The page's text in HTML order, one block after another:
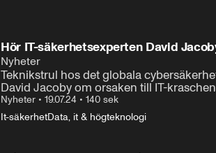
Hör IT-säkerhetsexperten David
Nyheter
Teknikstrul hos det globala
David Jacoby om orsaken till IT-
Nyheter • 19.07.24 • 140 sek
It-säkerhetData, it & högteknologi